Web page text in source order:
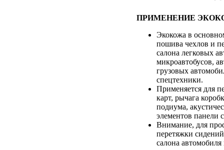
ПРИМЕНЕНИЕ
Экокожа в
пошива чехлов и
салона легковых
микроавтобусов,
грузовых
спецтехники.
Применяется для
карт, рычага
подиума,
элементов панели
Внимание, для
перетяжки
салона автомобиля